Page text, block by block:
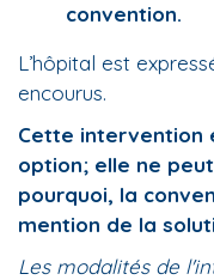
convention.
L’hôpital est
encourus.
Cette intervention
option; elle ne
pourquoi, la
mention de la
Les modalités de